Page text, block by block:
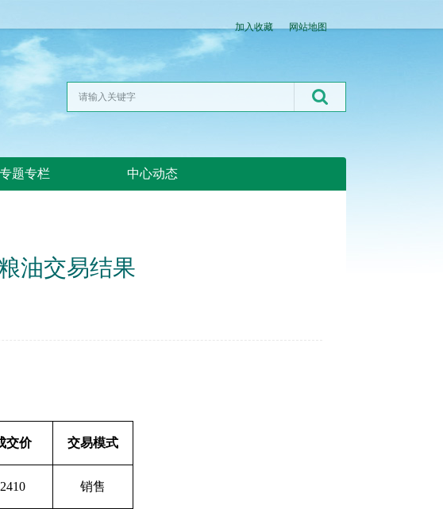
加入收藏 网站地图
专题专栏 中心动态
油交易结果
交价 交易模式
2410 销售